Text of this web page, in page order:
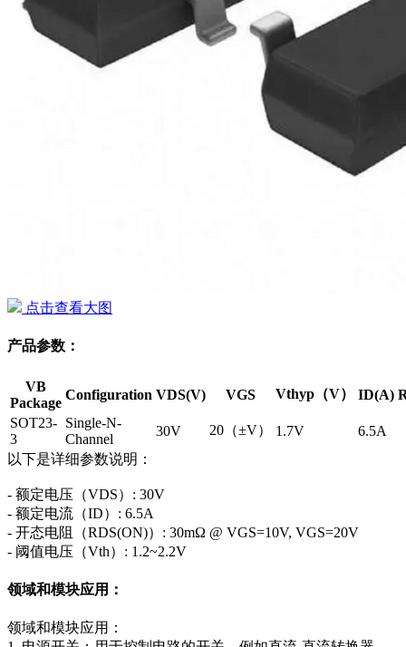
点击查看大图
产品参数：
VB
Package
Configuration VDS(V) VGS Vthyp（V） ID(A)
SOT23-
3
Single-N-
Channel
30V 20（±V） 1.7V
6.5A
以下是详细参数说明：
- 额定电压（VDS）: 30V
- 额定电流（ID）: 6.5A
- 开态电阻（RDS(ON)）: 30mΩ @ VGS=10V, VGS=20V
- 阈值电压（Vth）: 1.2~2.2V
领域和模块应用：
领域和模块应用：